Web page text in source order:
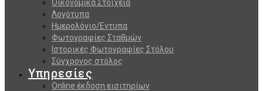
Οικονομικά Στοιχεία
Λογότυπα
Ημερολόγιο/Εντυπα
Φωτογραφίες Σταθμών
Ιστορικές Φωτογραφίες Στόλου
Σύγχρονος στόλος
Υπηρεσίες
Online έκδοση εισιτηρίων